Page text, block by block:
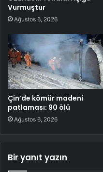
Vurmuştur
Ağustos 6, 2026
Çin’de kömür madeni
patlaması: 90 ölü
Ağustos 6, 2026
Bir yanıt yazın